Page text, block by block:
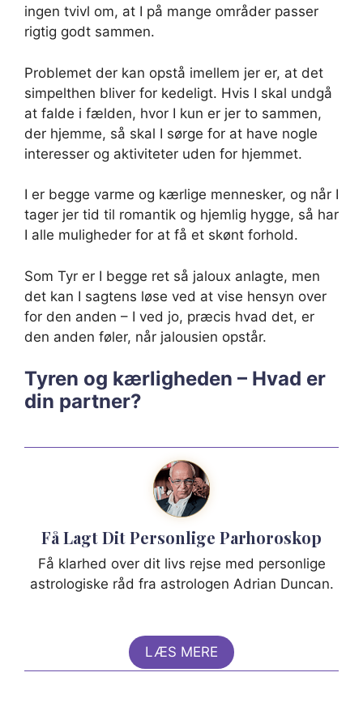
ingen tvivl om, at I på mange områder passer
rigtig godt sammen.
Problemet der kan opstå imellem jer er, at det
simpelthen bliver for kedeligt. Hvis I skal undgå
at falde i fælden, hvor I kun er jer to sammen,
der hjemme, så skal I sørge for at have nogle
interesser og aktiviteter uden for hjemmet.
I er begge varme og kærlige mennesker, og når I
tager jer tid til romantik og hjemlig hygge, så har
I alle muligheder for at få et skønt forhold.
Som Tyr er I begge ret så jaloux anlagte, men
det kan I sagtens løse ved at vise hensyn over
for den anden – I ved jo, præcis hvad det, er
den anden føler, når jalousien opstår.
Tyren og kærligheden – Hvad er
din partner?
Få Lagt Dit Personlige Parhoroskop
Få klarhed over dit livs rejse med personlige
astrologiske råd fra astrologen Adrian Duncan.
LÆS MERE